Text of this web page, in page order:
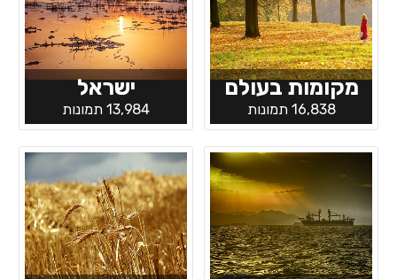
מקומות בעולם
16,838 תמונות
ישראל
13,984 תמונות